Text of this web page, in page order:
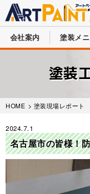
会社案内 塗装メ
塗装
HOME > 塗装現場レポート
2024.7.1
名古屋市の皆様！